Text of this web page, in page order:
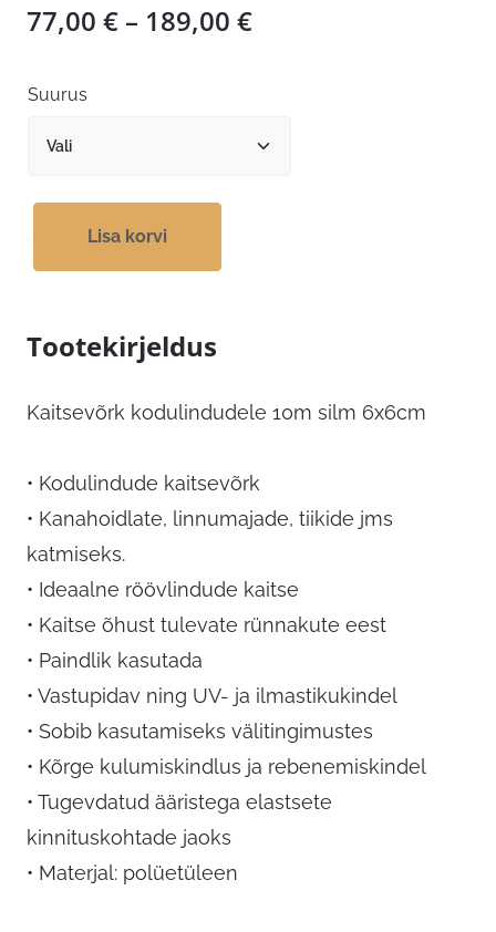
77,00 € – 189,00 €Hinnavahemik:
Suurus
Lisa korvi
Tootekirjeldus
Kaitsevõrk kodulindudele 10m silm 6x6cm
• Kodulindude kaitsevõrk
• Kanahoidlate, linnumajade, tiikide jms
katmiseks.
• Ideaalne röövlindude kaitse
• Kaitse õhust tulevate rünnakute eest
• Paindlik kasutada
• Vastupidav ning UV- ja ilmastikukindel
• Sobib kasutamiseks välitingimustes
• Kõrge kulumiskindlus ja rebenemiskindel
• Tugevdatud ääristega elastsete
kinnituskohtade jaoks
• Materjal: polüetüleen